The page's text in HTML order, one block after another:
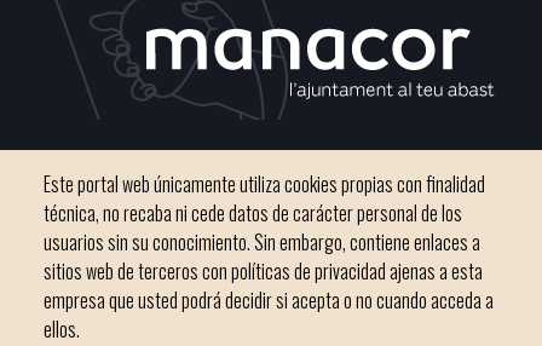
Teléfono 971 84 91 00 - CIF: P0703300D
Este portal web únicamente utiliza cookies propias con finalidad
técnica, no recaba ni cede datos de carácter personal de los
usuarios sin su conocimiento. Sin embargo, contiene enlaces a
sitios web de terceros con políticas de privacidad ajenas a esta
empresa que usted podrá decidir si acepta o no cuando acceda a
ellos.